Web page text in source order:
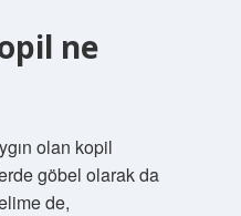
ne
olan kopil
göbel olarak da
de,